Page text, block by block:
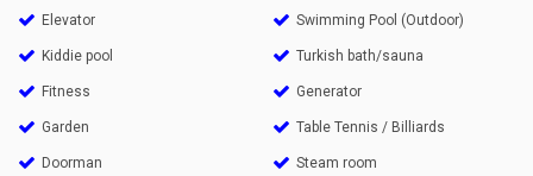
Elevator Swimming Pool (Outdoor)
Kiddie pool Turkish bath/sauna
Fitness Generator
Garden Table Tennis / Billiards
Doorman Steam room